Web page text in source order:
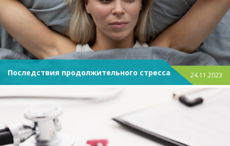
Последствия продолжительного стресса 24.11.2023